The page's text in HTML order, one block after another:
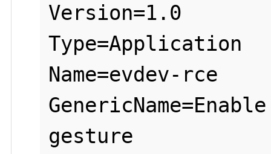
Version=1.0
Type=Application
Name=evdev-rce
gesture